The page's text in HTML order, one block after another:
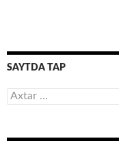
SAYTDA TAP
Axtarış: